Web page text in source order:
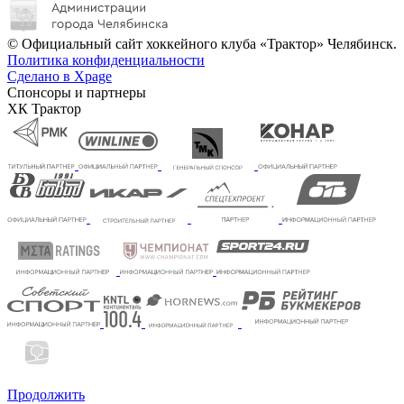
© Официальный сайт хоккейного клуба «Трактор» Челябинск.
Политика конфиденциальности
Сделано в Xpage
Спонсоры и партнеры
ХК Трактор
Продолжить